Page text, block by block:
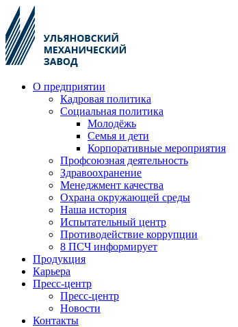
О предприятии
Кадровая политика
Социальная политика
Молодёжь
Семья и дети
Корпоративные мероприятия
Профсоюзная деятельность
Здравоохранение
Менеджмент качества
Охрана окружающей среды
Наша история
Испытательный центр
Противодействие коррупции
8 ПСЧ информирует
Продукция
Карьера
Пресс-центр
Пресс-центр
Новости
Контакты